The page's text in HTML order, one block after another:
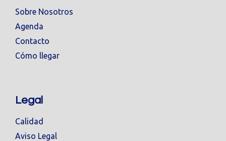
Sobre Nosotros
Agenda
Contacto
Cómo llegar
Legal
Calidad
Aviso Legal